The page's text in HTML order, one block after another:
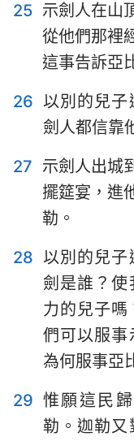
1 2
8
25 示劍人在山
從他們那裡
這事告訴亞
26 以別的兒
劍人都信靠
27 示劍人出城
擺筵宴，進
勒。
28 以別的兒
劍是誰？
力的兒子
們可以服事
為何服事亞
29 惟願這民
勒。迦勒又